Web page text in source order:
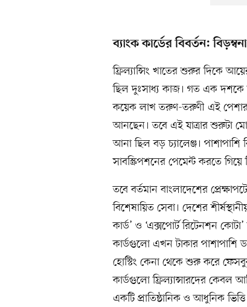
ব্যাংক কার্ডের বিবর্তন:
ফ্রিল্যান্সিং খাতের শুরুর দিকে
ছিল দুঃসাধ্য কাজ। গত এক দশকে
কয়েক লাখ তরুণ-তরুণী এই পেশার
আনছেন। তবে এই যাত্রার শুরুটা
আনা ছিল বড় চ্যালেঞ্জ। পাশাপাশি
সাবস্ক্রিপশনের পেমেন্ট করতে গিয়ে
তবে বর্তমান বাংলাদেশের
বিশেষায়িত সেবা। দেশের
কার্ড’ ও ‘এক্সপোর্ট রিটেনশন
কার্ডগুলো এখন টাকার পাশাপাশি
হোস্টিং কেনা থেকে শুরু করে
কার্ডগুলো ফ্রিল্যান্সারদের কেবল
একটি প্রাতিষ্ঠানিক ও আধুনিক